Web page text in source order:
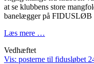
at se klubbens store
banelægger på
Læs mere …
Vedhæftet
Vis: posterne til fidusløbet